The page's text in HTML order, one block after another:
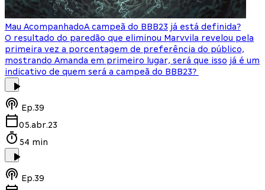
Mau AcompanhadoA campeã do BBB23 já está definida?
O resultado do paredão que eliminou Marvvila revelou pela
primeira vez a porcentagem de preferência do público,
mostrando Amanda em primeiro lugar, será que isso já é um
indicativo de quem será a campeã do BBB23?
Ep.39
05.abr.23
54 min
Ep.39